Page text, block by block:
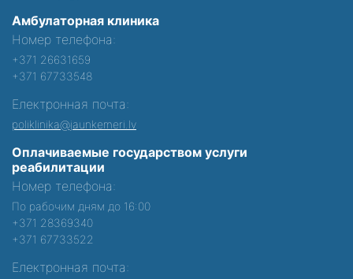
Амбулаторная клиника
Номер телефона:
+371 26631659
+371 67733548
Електронная почта:
poliklinika@jaunkemeri.lv
Оплачиваемые государством услуги
реабилитации
Номер телефона:
По рабочим дням до 16:00
+371 28369340
+371 67733522
Електронная почта: